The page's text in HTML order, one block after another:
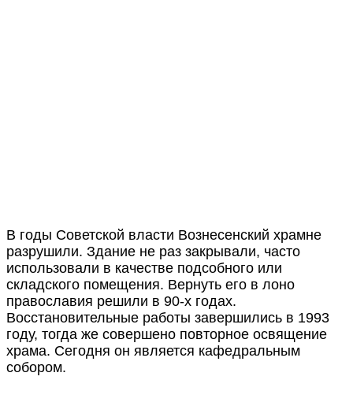
В годы Советской власти Вознесенский храмне
разрушили. Здание не раз закрывали, часто
использовали в качестве подсобного или
складского помещения. Вернуть его в лоно
православия решили в 90-х годах.
Восстановительные работы завершились в 1993
году, тогда же совершено повторное освящение
храма. Сегодня он является кафедральным
собором.